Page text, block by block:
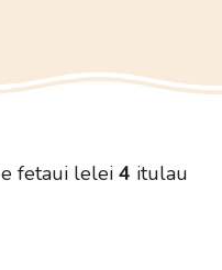
e fetaui lelei 4 itulau